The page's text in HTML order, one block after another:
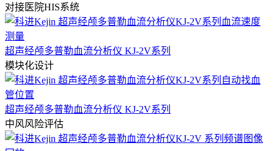
对接医院HIS系统
超声经颅多普勒血流分析仪 KJ-2V系列
模块化设计
超声经颅多普勒血流分析仪 KJ-2V系列
中风风险评估